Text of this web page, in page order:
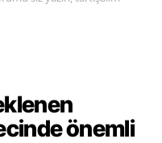
önemli